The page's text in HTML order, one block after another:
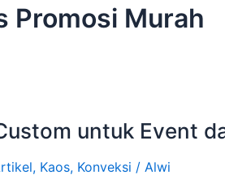
Promosi Murah
untuk Event
, Kaos, Konveksi / Alwi